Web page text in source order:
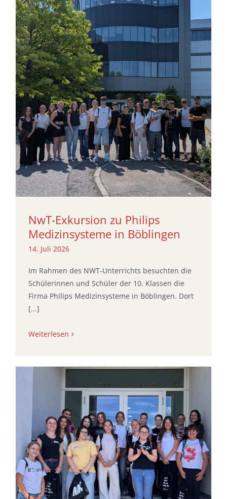
NwT-Exkursion zu Philips
Medizinsysteme in Böblingen
14. Juli 2026
Im Rahmen des NWT-Unterrichts besuchten die
Schülerinnen und Schüler der 10. Klassen die
Firma Philips Medizinsysteme in Böblingen. Dort
[...]
Weiterlesen